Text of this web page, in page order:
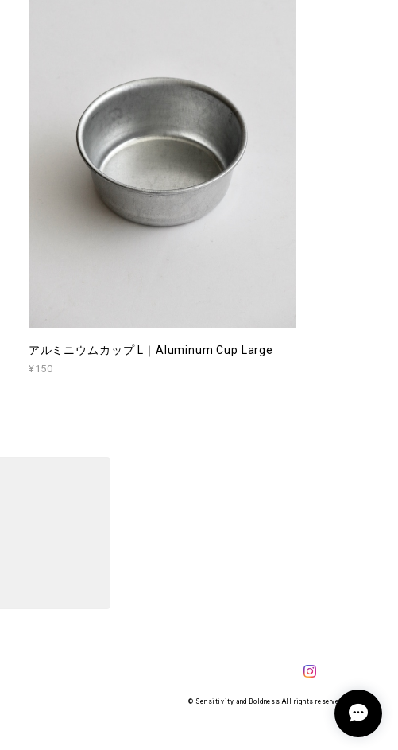
アルミニウムカップ L｜Aluminum Cup Large
¥150
© Sensitivity and Boldness All rights reserved.